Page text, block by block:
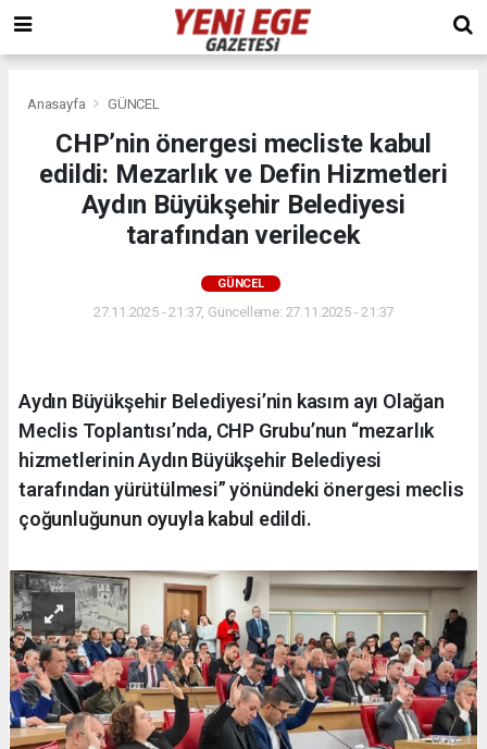
Anasayfa GÜNCEL
CHP’nin önergesi mecliste kabul
edildi: Mezarlık ve Defin Hizmetleri
Aydın Büyükşehir Belediyesi
tarafından verilecek
GÜNCEL
27.11.2025 - 21:37, Güncelleme: 27.11.2025 - 21:37
Aydın Büyükşehir Belediyesi’nin kasım ayı Olağan
Meclis Toplantısı’nda, CHP Grubu’nun “mezarlık
hizmetlerinin Aydın Büyükşehir Belediyesi
tarafından yürütülmesi” yönündeki önergesi meclis
çoğunluğunun oyuyla kabul edildi.